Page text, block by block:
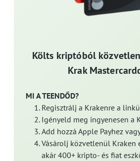
Költs kriptóból
Krak
MI A TEENDŐD?
Regisztrálj a Krakenre a
Igényeld meg ingyenesen a
Add hozzá Apple Payhez
Vásárolj közvetlenül Kraken
akár 400+ kripto- és fiat